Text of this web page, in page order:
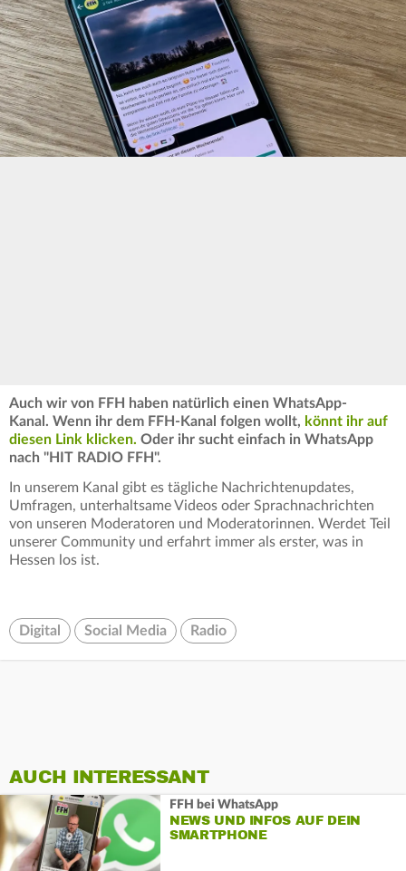
Auch wir von FFH haben natürlich einen WhatsApp-
Kanal. Wenn ihr dem FFH-Kanal folgen wollt, könnt ihr auf
diesen Link klicken. Oder ihr sucht einfach in WhatsApp
nach "HIT RADIO FFH".
In unserem Kanal gibt es tägliche Nachrichtenupdates,
Umfragen, unterhaltsame Videos oder Sprachnachrichten
von unseren Moderatoren und Moderatorinnen. Werdet Teil
unserer Community und erfahrt immer als erster, was in
Hessen los ist.
Digital Social Media Radio
AUCH INTERESSANT
FFH bei WhatsApp
NEWS UND INFOS AUF DEIN
SMARTPHONE